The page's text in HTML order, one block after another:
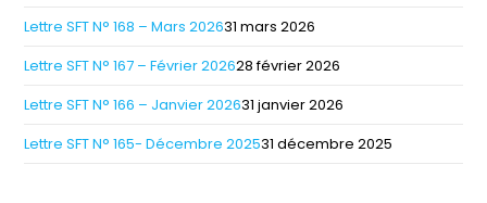
Lettre SFT N° 168 – Mars 202631 mars 2026
Lettre SFT N° 167 – Février 202628 février 2026
Lettre SFT N° 166 – Janvier 202631 janvier 2026
Lettre SFT N° 165- Décembre 202531 décembre 2025